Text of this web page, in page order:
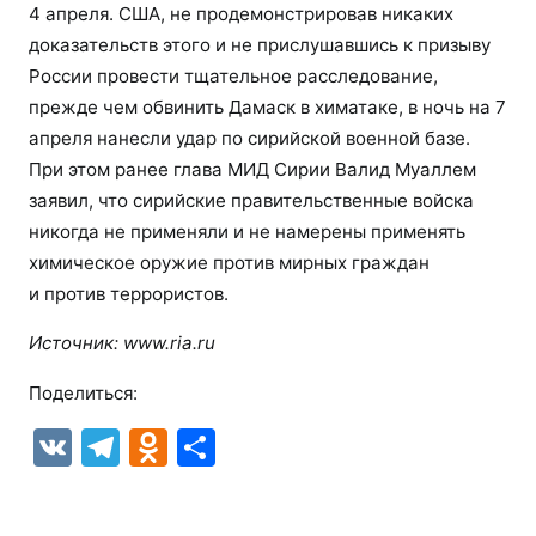
4 апреля. США, не продемонстрировав никаких
доказательств этого и не прислушавшись к призыву
России провести тщательное расследование,
прежде чем обвинить Дамаск в химатаке, в ночь на 7
апреля нанесли удар по сирийской военной базе.
При этом ранее глава МИД Сирии Валид Муаллем
заявил, что сирийские правительственные войска
никогда не применяли и не намерены применять
химическое оружие против мирных граждан
и против террористов.
Источник: www.ria.ru
Поделиться:
V
T
O